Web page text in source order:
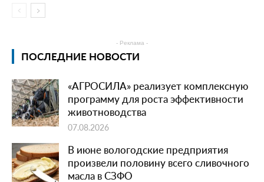
- Реклама -
ПОСЛЕДНИЕ НОВОСТИ
«АГРОСИЛА» реализует комплексную
программу для роста эффективности
животноводства
07.08.2026
В июне вологодские предприятия
произвели половину всего сливочного
масла в СЗФО